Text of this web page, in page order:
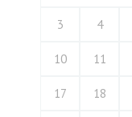
3 4
10 11
17 18